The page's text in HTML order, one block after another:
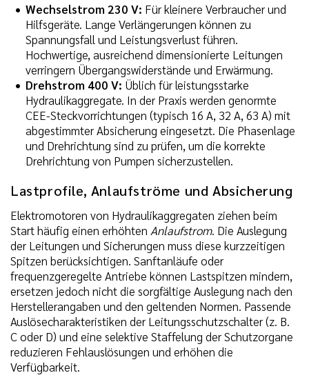
Wechselstrom 230 V: Für kleinere Verbraucher und
Hilfsgeräte. Lange Verlängerungen können zu
Spannungsfall und Leistungsverlust führen.
Hochwertige, ausreichend dimensionierte Leitungen
verringern Übergangswiderstände und Erwärmung.
Drehstrom 400 V: Üblich für leistungsstarke
Hydraulikaggregate. In der Praxis werden genormte
CEE-Steckvorrichtungen (typisch 16 A, 32 A, 63 A) mit
abgestimmter Absicherung eingesetzt. Die Phasenlage
und Drehrichtung sind zu prüfen, um die korrekte
Drehrichtung von Pumpen sicherzustellen.
Lastprofile, Anlaufströme und Absicherung
Elektromotoren von Hydraulikaggregaten ziehen beim
Start häufig einen erhöhten Anlaufstrom. Die Auslegung
der Leitungen und Sicherungen muss diese kurzzeitigen
Spitzen berücksichtigen. Sanftanläufe oder
frequenzgeregelte Antriebe können Lastspitzen mindern,
ersetzen jedoch nicht die sorgfältige Auslegung nach den
Herstellerangaben und den geltenden Normen. Passende
Auslösecharakteristiken der Leitungsschutzschalter (z. B.
C oder D) und eine selektive Staffelung der Schutzorgane
reduzieren Fehlauslösungen und erhöhen die
Verfügbarkeit.